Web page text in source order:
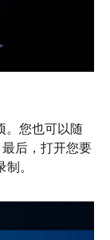
。您也可以随
最后，打开您要
。